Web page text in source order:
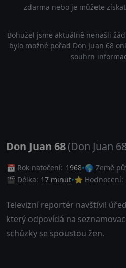
zdarma nebo je můžete
Bohužel jsme aktuálně nenašli
bylo možné pořad Don Juan 68
souhrn
Don Juan 68(Don Juan
📅 Rok natočení: 1968 🌎 Země
🎬 Délka: 17 minut ⭐ Hodnocení:
Televizní reportér navštívil
který odpovídá na
schůzky se spoustou žen.